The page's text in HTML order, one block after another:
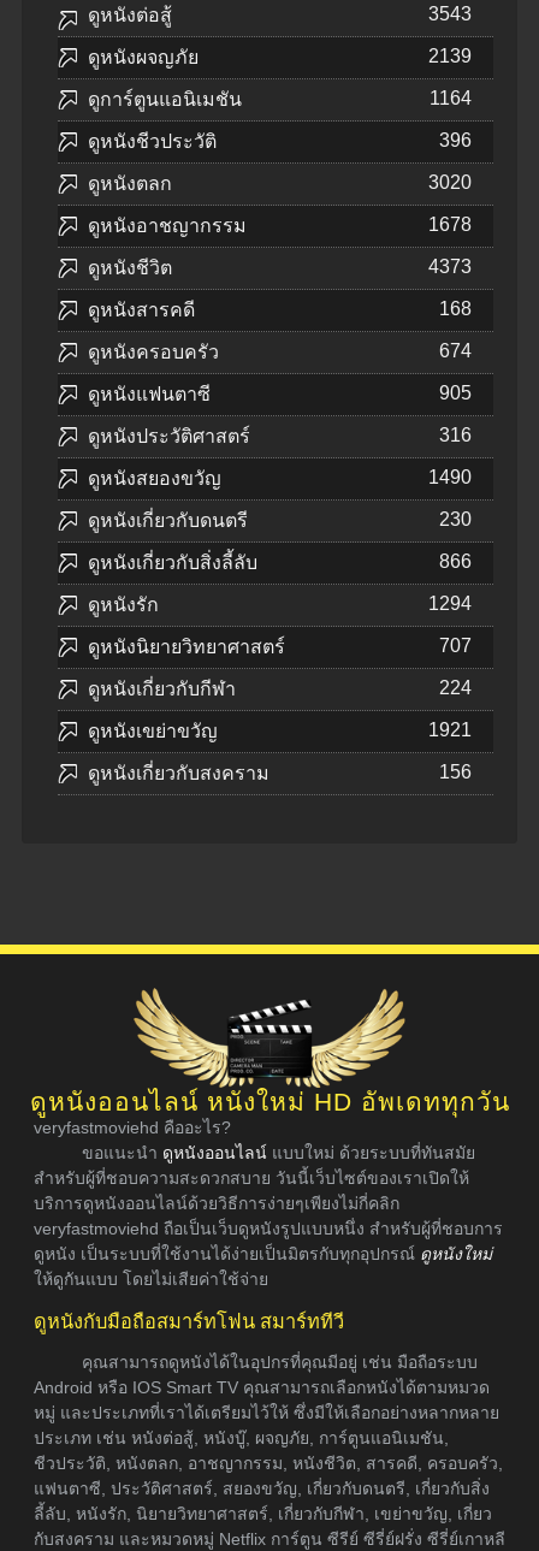
ดูหนังต่อสู้ 3543
ดูหนังผจญภัย 2139
ดูการ์ตูนแอนิเมชัน 1164
ดูหนังชีวประวัติ 396
ดูหนังตลก 3020
ดูหนังอาชญากรรม 1678
ดูหนังชีวิต 4373
ดูหนังสารคดี 168
ดูหนังครอบครัว 674
ดูหนังแฟนตาซี 905
ดูหนังประวัติศาสตร์ 316
ดูหนังสยองขวัญ 1490
ดูหนังเกี่ยวกับดนตรี 230
ดูหนังเกี่ยวกับสิ่งลี้ลับ 866
ดูหนังรัก 1294
ดูหนังนิยายวิทยาศาสตร์ 707
ดูหนังเกี่ยวกับกีฬา 224
ดูหนังเขย่าขวัญ 1921
ดูหนังเกี่ยวกับสงคราม 156
ดูหนังออนไลน์ หนังใหม่ HD อัพเดททุกวัน
veryfastmoviehd คืออะไร?
ขอแนะนำ ดูหนังออนไลน์ แบบใหม่ ด้วยระบบที่ทันสมัย
สำหรับผู้ที่ชอบความสะดวกสบาย วันนี้เว็บไซต์ของเราเปิดให้
บริการดูหนังออนไลน์ด้วยวิธีการง่ายๆเพียงไม่กี่คลิก
veryfastmoviehd ถือเป็นเว็บดูหนังรูปแบบหนึ่ง สำหรับผู้ที่ชอบการ
ดูหนัง เป็นระบบที่ใช้งานได้ง่ายเป็นมิตรกับทุกอุปกรณ์ ดูหนังใหม่
ให้ดูกันแบบ โดยไม่เสียค่าใช้จ่าย
ดูหนังกับมือถือสมาร์ทโฟน สมาร์ททีวี
คุณสามารถดูหนังได้ในอุปกรที่คุณมีอยู่ เช่น มือถือระบบ
Android หรือ IOS Smart TV คุณสามารถเลือกหนังได้ตามหมวด
หมู่ และประเภทที่เราได้เตรียมไว้ให้ ซึ่งมีให้เลือกอย่างหลากหลาย
ประเภท เช่น หนังต่อสู้, หนังบู๊, ผจญภัย, การ์ตูนแอนิเมชัน,
ชีวประวัติ, หนังตลก, อาชญากรรม, หนังชีวิต, สารคดี, ครอบครัว,
แฟนตาซี, ประวัติศาสตร์, สยองขวัญ, เกี่ยวกับดนตรี, เกี่ยวกับสิ่ง
ลี้ลับ, หนังรัก, นิยายวิทยาศาสตร์, เกี่ยวกับกีฬา, เขย่าขวัญ, เกี่ยว
กับสงคราม และหมวดหมู่ Netflix การ์ตูน ซีรีย์ ซีรี่ย์ฝรั่ง ซีรี่ย์เกาหลี